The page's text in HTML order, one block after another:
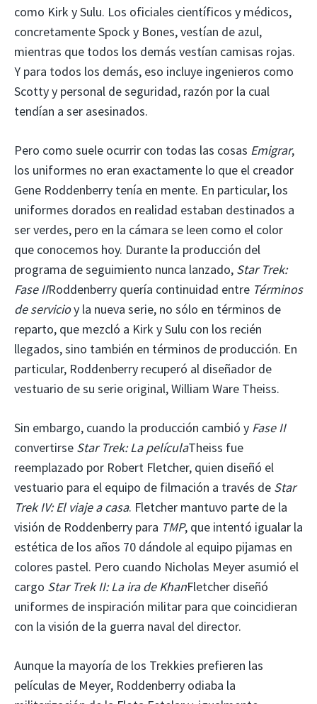
como Kirk y Sulu. Los oficiales científicos y médicos,
concretamente Spock y Bones, vestían de azul,
mientras que todos los demás vestían camisas rojas.
Y para todos los demás, eso incluye ingenieros como
Scotty y personal de seguridad, razón por la cual
tendían a ser asesinados.
Pero como suele ocurrir con todas las cosas Emigrar,
los uniformes no eran exactamente lo que el creador
Gene Roddenberry tenía en mente. En particular, los
uniformes dorados en realidad estaban destinados a
ser verdes, pero en la cámara se leen como el color
que conocemos hoy. Durante la producción del
programa de seguimiento nunca lanzado, Star Trek:
Fase IIRoddenberry quería continuidad entre Términos
de servicioy la nueva serie, no sólo en términos de
reparto, que mezcló a Kirk y Sulu con los recién
llegados, sino también en términos de producción. En
particular, Roddenberry recuperó al diseñador de
vestuario de su serie original, William Ware Theiss.
Sin embargo, cuando la producción cambió y Fase II
convertirse Star Trek: La películaTheiss fue
reemplazado por Robert Fletcher, quien diseñó el
vestuario para el equipo de filmación a través de Star
Trek IV: El viaje a casa. Fletcher mantuvo parte de la
visión de Roddenberry para TMP, que intentó igualar la
estética de los años 70 dándole al equipo pijamas en
colores pastel. Pero cuando Nicholas Meyer asumió el
cargo Star Trek II: La ira de KhanFletcher diseñó
uniformes de inspiración militar para que coincidieran
con la visión de la guerra naval del director.
Aunque la mayoría de los Trekkies prefieren las
películas de Meyer, Roddenberry odiaba la